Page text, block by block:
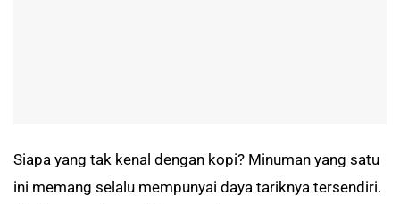
Siapa yang tak kenal dengan kopi? Minuman yang satu
ini memang selalu mempunyai daya tariknya tersendiri.